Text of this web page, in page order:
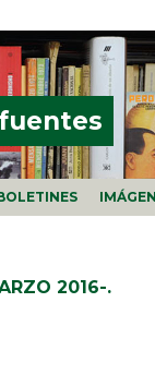
2016-.